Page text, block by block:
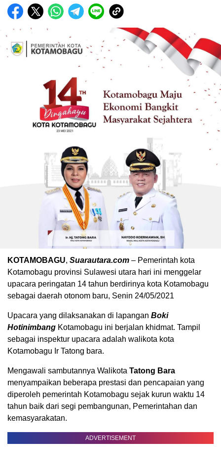
KOTAMOBAGU, Suarautara.com – Pemerintah kota
Kotamobagu provinsi Sulawesi utara hari ini menggelar
upacara peringatan 14 tahun berdirinya kota Kotamobagu
sebagai daerah otonom baru, Senin 24/05/2021
Upacara yang dilaksanakan di lapangan Boki
Hotinimbang Kotamobagu ini berjalan khidmat. Tampil
sebagai inspektur upacara adalah walikota kota
Kotamobagu Ir Tatong bara.
Mengawali sambutannya Walikota Tatong Bara
menyampaikan beberapa prestasi dan pencapaian yang
diperoleh pemerintah Kotamobagu sejak kurun waktu 14
tahun baik dari segi pembangunan, Pemerintahan dan
kemasyarakatan.
ADVERTISEMENT